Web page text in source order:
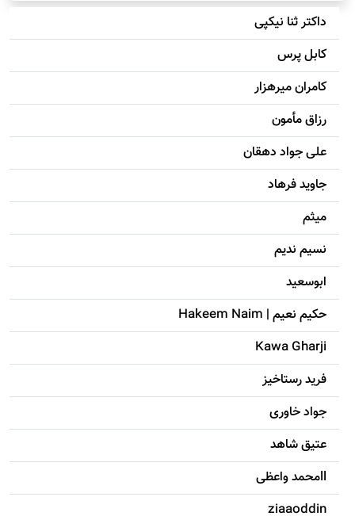
داکتر ثنا نیکپی
کابل پرس
کامران میرهزار
رزاق مأمون
علی جواد دهقان
جاويد فرهاد
میثم
نسیم ندیم
ابوسعيد
حکيم نعيم | Hakeem Naim
Kawa Gharji
فرید رستاخیز
جواد خاوری
عتیق شاهد
llمحمد واعظی
ziaaoddin